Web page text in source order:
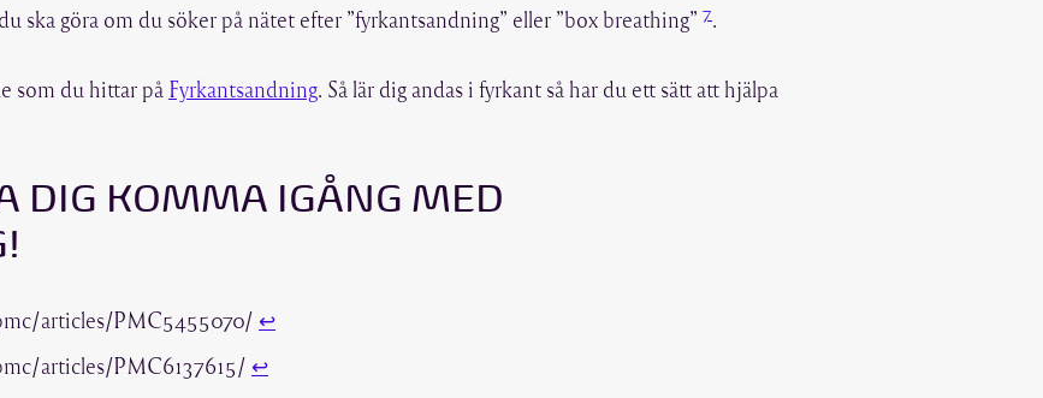
ska göra om du söker på nätet efter ”fyrkantsandning” eller ”box breathing” 7.
som du hittar på Fyrkantsandning. Så lär dig andas i fyrkant så har du ett sätt att hjälpa
DIG KOMMA IGÅNG MED
articles/PMC5455070/ ↩︎
articles/PMC6137615/ ↩︎